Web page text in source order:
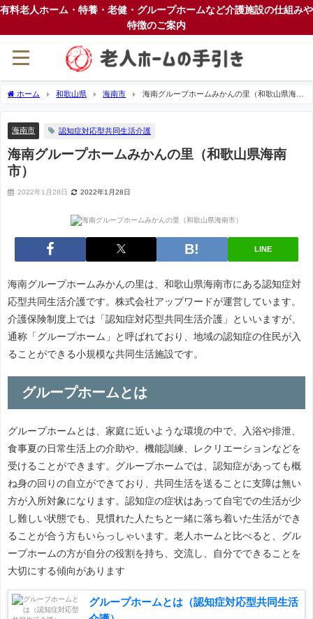
有料老人ホーム・特養・老健・グループホームなど介護施設の仕組みや
特徴のご案内
ホーム 和歌山県 海南市
海南グループホームみかんの里（和歌山県海南
海南市 認知症対応型共同生活介護
海南グループホームみかんの里（和歌山県海南
市）
2022年1月28日 2022年1月28日
LINE
海南グループホームみかんの里は、和歌山県海南市にある認知症対
応型共同生活介護です。株式会社アップワードが運営しています。
介護保険制度上では「認知症対応型共同生活介護」といいますが、
通称「グループホーム」と呼ばれており、地域の認知症の住民が入
ることができる小規模な共同生活施設です。
グループホームとは
グループホームとは、家庭に近いような環境の中で、入浴や排泄、
食事夏の日常生活上の介助や、機能訓練、レクリエーションなどを
受けることができます。グループホームでは、認知症があっても概
ね身の回りの自立ができており、共同生活を送ることに支障は無い
方が入所対象になります。認知症の症状はあって自宅での生活が少
し難しい状態でも、見慣れた人たちと一緒に落ち着いた生活ができ
ることが合う方もいらっしゃいます。老人ホームと比べると、グル
ープホームの方が自分の役割を持ち、交流し、自分でできることを
大切にする傾向があります
グループホームとは（認知症対応型共同生活